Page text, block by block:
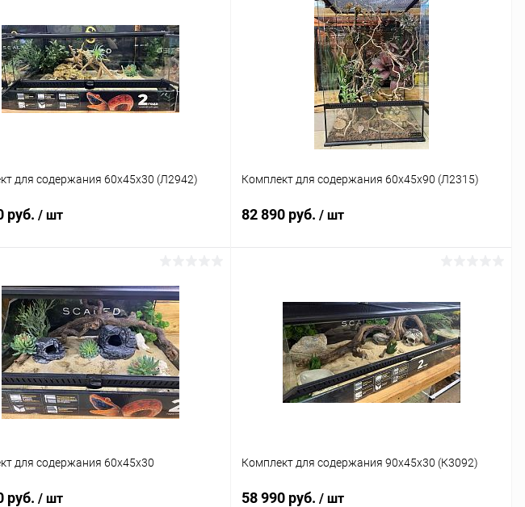
для содержания 60х45х30 (Л2942)
руб. / шт
в 1 клик Сравнение
Под заказ
Комплект для содержания 60х45х90 (Л2315)
82 890 руб. / шт
Купить в 1 клик Сравнение
В избранное Под заказ
для содержания 60х45х30
руб. / шт
Комплект для содержания 90х45х30 (К3092)
58 990 руб. / шт